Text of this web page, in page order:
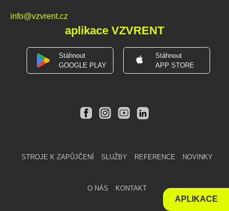
info@vzvrent.cz
aplikace VZVRENT
Stáhnout
GOOGLE PLAY
Stáhnout
APP STORE
STROJE K ZAPŮJČENÍ SLUŽBY REFERENCE NOVINKY
O NÁS KONTAKT
APLIKACE